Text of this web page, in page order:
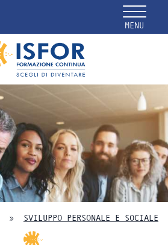
MENU
» SVILUPPO PERSONALE E SOCIALE